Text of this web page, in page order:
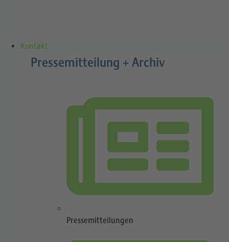
Kontakt
Pressemitteilung + Archiv
Pressemitteilungen